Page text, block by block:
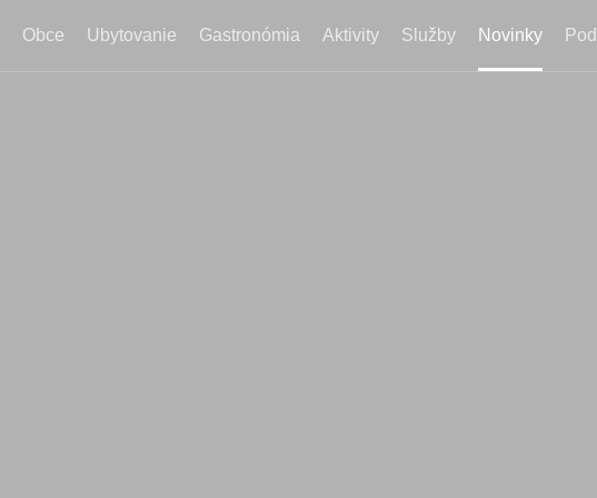
Obce Ubytovanie Gastronómia Aktivity Služby Novinky